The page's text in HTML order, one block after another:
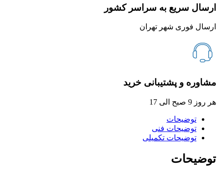
ارسال سریع به سراسر کشور
ارسال فوری شهر تهران
مشاوره و پشتیبانی خرید
هر روز 9 صبح الی 17
توضیحات
توضیحات فنی
توضیحات تکمیلی
توضیحات